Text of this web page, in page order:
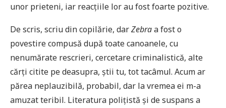
unor prieteni, iar reacțiile lor au fost foarte pozitive.
De scris, scriu din copilărie, darZebraa fost o
povestire compusă după toate canoanele, cu
nenumărate rescrieri, cercetare criminalistică, alte
cărți citite pe deasupra, știi tu, tot tacâmul. Acum ar
părea neplauzibilă, probabil, dar la vremea ei m-a
amuzat teribil. Literatura polițistă și de suspans a